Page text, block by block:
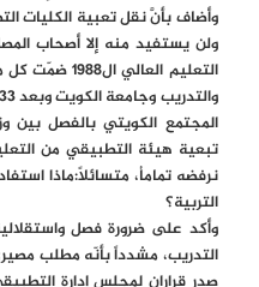
وأضاف بأنَّ نقل تعبية الكليات
ولن يستفيد منه إلا أصحاب
التعليم
المجتمع الكويتي بالفصل بين
تبعية هيئة التطبيقي من
نرفضه تماماُ، متسائلاً:ماذا
التربية؟
وأكد على ضرورة فصل
التدريب، مشدداً بأنّه مطلب